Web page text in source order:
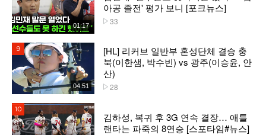
01:17
아공 졸전' 평가 보니 [포크뉴스]
33
04:51
[HL] 리커브 일반부 혼성단체 결승 충
북(이한샘, 박수빈) vs 광주(이승윤, 안
산)
28
김하성, 복귀 후 3G 연속 결장… 애틀
랜타는 파죽의 8연승 [스포타임#뉴스]